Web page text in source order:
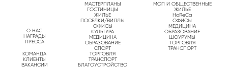
О НАС
НАГРАДЫ
ПРЕССА
КОМАНДА
КЛИЕНТЫ
ВАКАНСИИ
МАСТЕРПЛАНЫ
ГОСТИНИЦЫ
ЖИЛЬЕ
ПОСЕЛКИ/ВИЛЛЫ
ОФИСЫ
КУЛЬТУРА
МЕДИЦИНА
ОБРАЗОВАНИЕ
СПОРТ
ТОРГОВЛЯ
ТРАНСПОРТ
БЛАГОУСТРОЙСТВО
МОП И ОБЩЕСТВЕННЫЕ
ЖИЛЬЕ
HoReCa
ОФИСЫ
МЕДИЦИНА
ОБРАЗОВАНИЕ
ШОУРУМЫ
ТОРГОВЛЯ
ТРАНСПОРТ